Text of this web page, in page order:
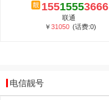
15515553666
联通
￥31050 (话费:0)
电信靓号